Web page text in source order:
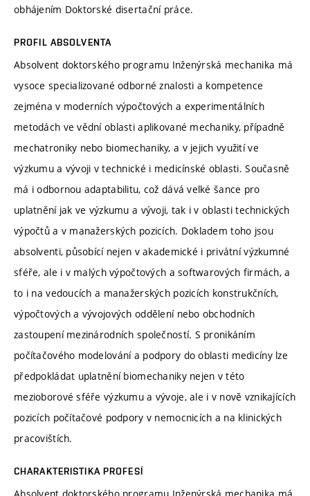
obhájením Doktorské disertační práce.
PROFIL ABSOLVENTA
Absolvent doktorského programu Inženýrská mechanika má
vysoce specializované odborné znalosti a kompetence
zejména v moderních výpočtových a experimentálních
metodách ve vědní oblasti aplikované mechaniky, případně
mechatroniky nebo biomechaniky, a v jejich využití ve
výzkumu a vývoji v technické i medicínské oblasti. Současně
má i odbornou adaptabilitu, což dává velké šance pro
uplatnění jak ve výzkumu a vývoji, tak i v oblasti technických
výpočtů a v manažerských pozicích. Dokladem toho jsou
absolventi, působící nejen v akademické i privátní výzkumné
sféře, ale i v malých výpočtových a softwarových firmách, a
to i na vedoucích a manažerských pozicích konstrukčních,
výpočtových a vývojových oddělení nebo obchodních
zastoupení mezinárodních společností. S pronikáním
počítačového modelování a podpory do oblasti medicíny lze
předpokládat uplatnění biomechaniky nejen v této
mezioborové sféře výzkumu a vývoje, ale i v nově vznikajících
pozicích počítačové podpory v nemocnicích a na klinických
pracovištích.
CHARAKTERISTIKA PROFESÍ